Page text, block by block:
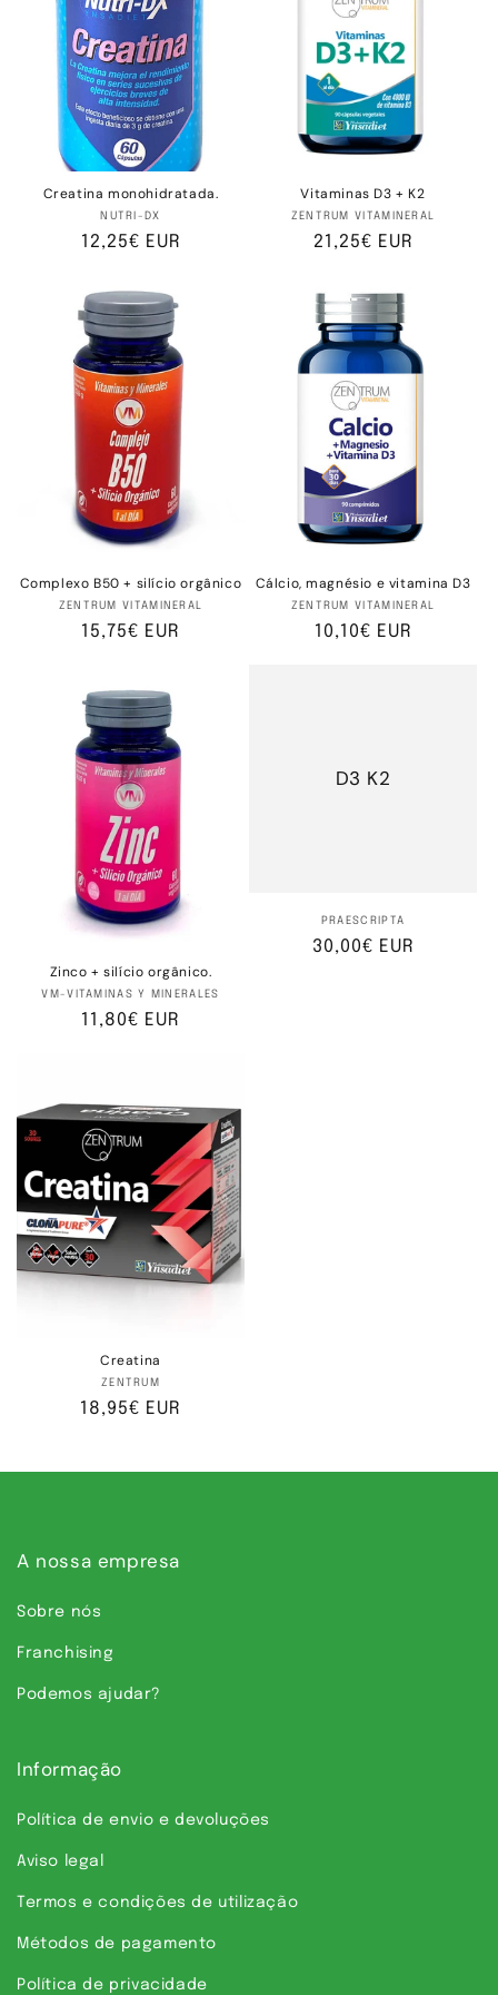
Creatina monohidratada.
Fornecedor:
NUTRI-DX
Preço
12,25€ EUR
Vitaminas D3 + K2
Fornecedor:
ZENTRUM VITAMINERAL
Preço
21,25€ EUR
Complexo B50 + silício orgânico
Fornecedor:
ZENTRUM VITAMINERAL
Preço
15,75€ EUR
Cálcio, magnésio e vitamina D3
Fornecedor:
ZENTRUM VITAMINERAL
Preço
10,10€ EUR
Zinco + silício orgânico.
Fornecedor:
VM-VITAMINAS Y MINERALES
Preço
11,80€ EUR
D3 K2
Fornecedor:
PRAESCRIPTA
Preço
30,00€ EUR
Creatina
Fornecedor:
ZENTRUM
Preço
18,95€ EUR
A nossa empresa
Sobre nós
Franchising
Podemos ajudar?
Informação
Política de envio e devoluções
Aviso legal
Termos e condições de utilização
Métodos de pagamento
Política de privacidade